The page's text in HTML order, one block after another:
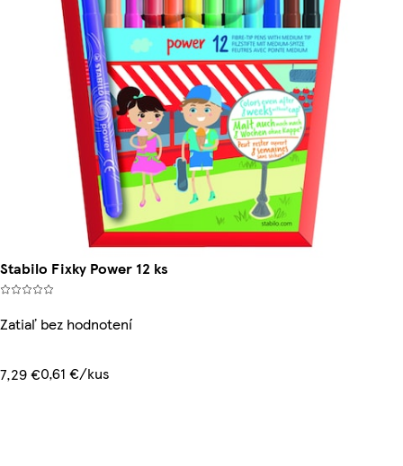
Stabilo Fixky Power 12 ks
Zatiaľ bez hodnotení
7,29 €0,61 €/kus